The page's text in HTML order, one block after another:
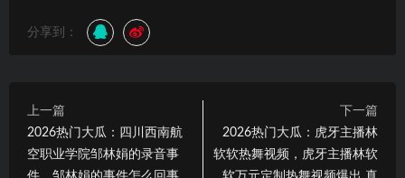
分享到：
上一篇
2026热门大瓜：四川西南航
空职业学院邹林娟的录音事
下一篇
2026热门大瓜：虎牙主播林
软软热舞视频，虎牙主播林软